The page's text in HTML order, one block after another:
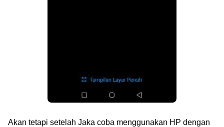
Akan tetapi setelah Jaka coba menggunakan HP dengan